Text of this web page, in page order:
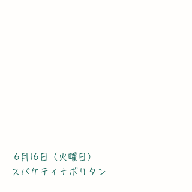
6月16日（火曜日）
スパケティナポリタン